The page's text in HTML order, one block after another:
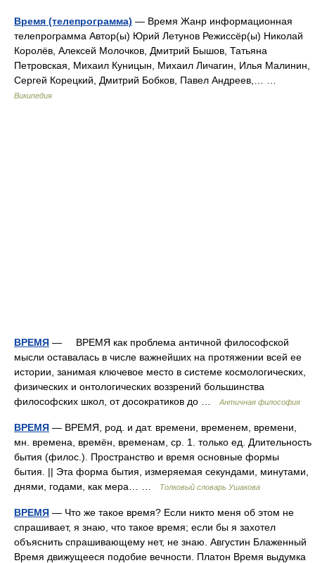
Время (телепрограмма) — Время Жанр информационная
телепрограмма Автор(ы) Юрий Летунов Режиссёр(ы) Николай
Королёв, Алексей Молочков, Дмитрий Бышов, Татьяна
Петровская, Михаил Куницын, Михаил Личагин, Илья Малинин,
Сергей Корецкий, Дмитрий Бобков, Павел Андреев,… …
Википедия
ВРЕМЯ — ВРЕМЯ как проблема античной философской
мысли оставалась в числе важнейших на протяжении всей ее
истории, занимая ключевое место в системе космологических,
физических и онтологических воззрений большинства
философских школ, от досократиков до …
Античная философия
ВРЕМЯ — ВРЕМЯ, род. и дат. времени, временем, времени,
мн. времена, времён, временам, ср. 1. только ед. Длительность
бытия (филос.). Пространство и время основные формы
бытия. || Эта форма бытия, измеряемая секундами, минутами,
днями, годами, как мера… …
Толковый словарь Ушакова
ВРЕМЯ — Что же такое время? Если никто меня об этом не
спрашивает, я знаю, что такое время; если бы я захотел
объяснить спрашивающему нет, не знаю. Августин Блаженный
Время движущееся подобие вечности. Платон Время выдумка